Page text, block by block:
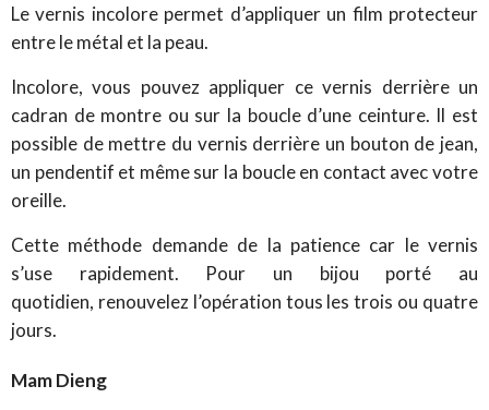
Le vernis incolore permet d’appliquer un film protecteur
entre le métal et la peau.
Incolore, vous pouvez appliquer ce vernis derrière un
cadran de montre ou sur la boucle d’une ceinture. Il est
possible de mettre du vernis derrière un bouton de jean,
un pendentif et même sur la boucle en contact avec votre
oreille.
Cette méthode demande de la patience car le vernis
s’use rapidement. Pour un bijou porté au
quotidien, renouvelez l’opération tous les trois ou quatre
jours.
Mam Dieng